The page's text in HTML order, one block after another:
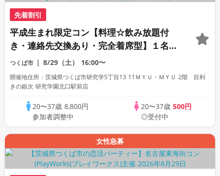
先着割引
平成生まれ限定コン【料理☆飲み放題付
き・連絡先交換あり・完全着席型】１名参
加多数・初参加も大歓迎☆
つくば市 8/29（土） 16:00〜
開催地住所：茨城県つくば市研究学5丁目13 11ＭＹＵ・ＭＹＵ 2階 目利
きの銀次 研究学園北口駅前店
20〜37歳 8,800円
参加者調整中
20〜37歳 500円
◎受付中
女性急募